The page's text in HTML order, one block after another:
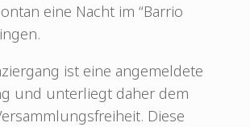
eine Nacht im “Barrio
ist eine angemeldete
und unterliegt daher dem
Diese